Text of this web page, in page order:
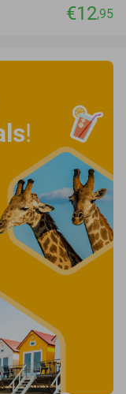
€12,95
!